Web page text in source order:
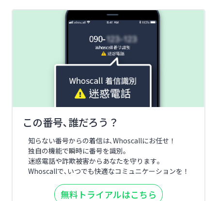
この番号､誰だろう？
知らない番号からの着信は､Whoscallにお任せ！
独自の機能で瞬時に番号を識別｡
迷惑電話や詐欺被害からあなたを守ります｡
Whoscallで､いつでも快適なコミュニケーションを！
無料トライアルはこちら